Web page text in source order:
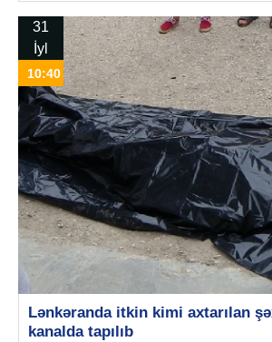
31
İyl
10:40
Lənkəranda itkin kimi axtarılan
kanalda tapılıb